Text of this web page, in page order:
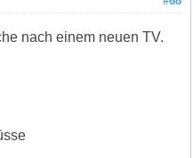
nach einem neuen TV.